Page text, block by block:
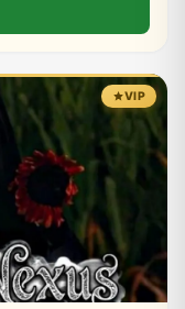
VIP